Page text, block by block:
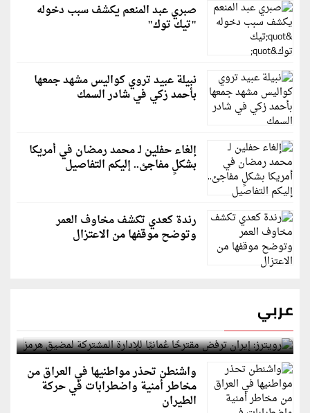
صبري عبد المنعم يكشف سبب دخوله
"تيك توك"
نبيلة عبيد تروي كواليس مشهد جمعها
بأحمد زكي في شادر السمك
إلغاء حفلين لـ محمد رمضان في أمريكا
بشكلٍ مفاجئ.. إليكم التفاصيل
رندة كعدي تكشف مخاوف العمر
وتوضح موقفها من الاعتزال
عربي
رويترز: إيران ترفض مقترحًا عُمانيًا للإدارة المشتركة
لمضيق هرمز
واشنطن تحذر مواطنيها في العراق من
مخاطر أمنية واضطرابات في حركة
الطيران